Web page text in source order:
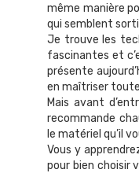
même manière
qui semblent
Je trouve les
fascinantes et
présente
en maîtriser
Mais avant
recommande
le matériel qu’il
Vous y
pour bien choisir